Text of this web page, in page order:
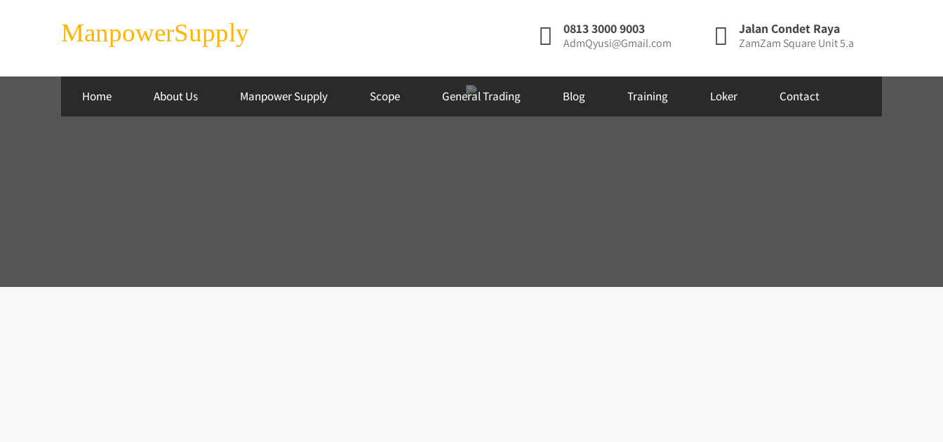
ManpowerSupply 0813 3000 9003
AdmQyusi@Gmail.com
Jalan Condet Raya
ZamZam Square Unit 5.a
Home About Us Manpower Supply Scope General Trading Blog Training Loker Contact